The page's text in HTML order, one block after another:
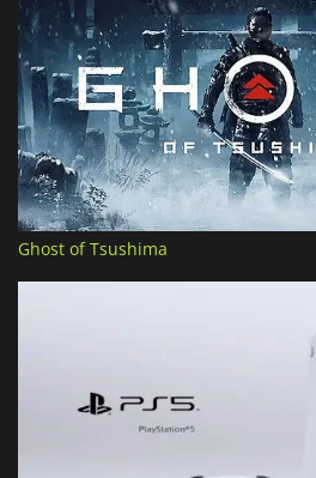
Ghost of Tsushima